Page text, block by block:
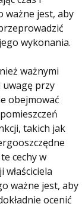
ważne jest, aby
wykonania.
ważnymi
uwagę przy
obejmować
takich jak
cechy w
ważne jest, aby
ocenić